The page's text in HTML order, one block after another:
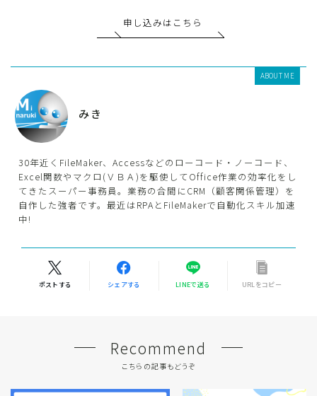
申し込みはこちら
ABOUT ME
みき
30年近くFileMaker、Accessなどのローコード・ノーコード、
Excel関数やマクロ(ＶＢＡ)を駆使してOffice作業の効率化をし
てきたスーパー事務員。業務の合間にCRM（顧客関係管理）を
自作した強者です。最近はRPAとFileMakerで自動化スキル加速
中!
ポストする シェアする LINEで送る URLをコピー
Recommend
こちらの記事もどうぞ